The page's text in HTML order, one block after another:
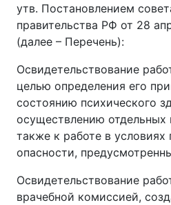
утв. Постановлением
правительства РФ от 28
(далее – Перечень):
Освидетельствование
целью определения его
состоянию психического
осуществлению отдельных
также к работе в
опасности,
Освидетельствование
врачебной комиссией,